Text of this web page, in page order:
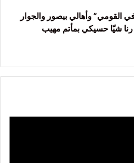
القومي” وأهالي بيصور والجوار
رنا شيّا حسيكي بمأتم مهيب